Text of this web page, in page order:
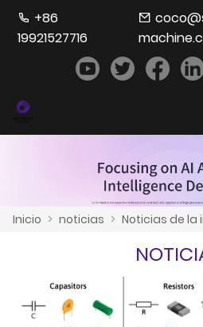
+86
19921527716
Inicio > noticias > Noticias de la